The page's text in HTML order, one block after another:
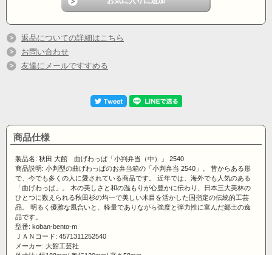
返品についての詳細はこちら
お問い合わせ
友達にメールですすめる
商品仕様
製品名: 秋田 大館 曲げわっぱ「小判弁当（中）」 2540
商品説明: 小判型の曲げわっぱのお弁当箱の「小判弁当 2540」。 昔からある形
で、今でも多くの人に愛されている商品です。 近年では、海外でも人気のある
「曲げわっぱ」。 木の美しさと和の温もりが心豊かに伝わり、日本三大美林の
ひとつに数えられる秋田杉の均一で美しい木目を活かした国指定の伝統的工芸
品。 明るく優雅な風合いと、軽量でありながら強度と弾力性に富んだ郷土の逸
品です。
型番: koban-bento-m
ＪＡＮコード: 4571311252540
メーカー: 大館工芸社